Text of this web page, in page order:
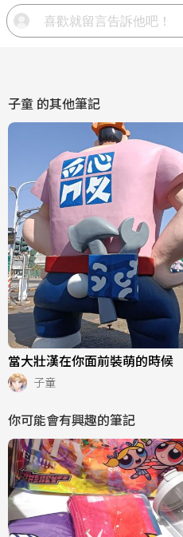
子童 的其他筆記
當大壯漢在你面前裝萌的時候
子童
你可能會有興趣的筆記